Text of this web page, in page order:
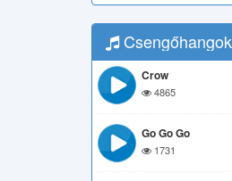
Crow
4865
Go Go Go
1731